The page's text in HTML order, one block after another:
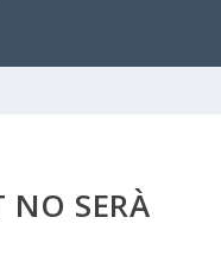
NO SERÀ